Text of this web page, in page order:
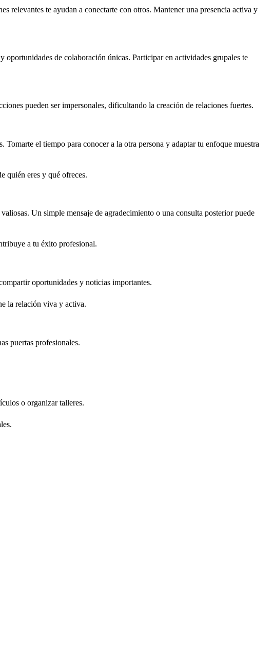
relevantes te ayudan a conectarte con otros. Mantener una presencia activa y
oportunidades de colaboración únicas. Participar en actividades grupales te
pueden ser impersonales, dificultando la creación de relaciones fuertes.
el tiempo para conocer a la otra persona y adaptar tu enfoque muestra
quién eres y qué ofreces.
Un simple mensaje de agradecimiento o una consulta posterior puede
a tu éxito profesional.
oportunidades y noticias importantes.
la relación viva y activa.
puertas profesionales.
o organizar talleres.